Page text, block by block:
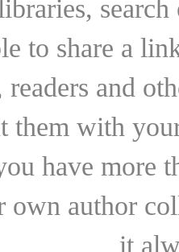
to share a
readers and
them with
have more
own author
it